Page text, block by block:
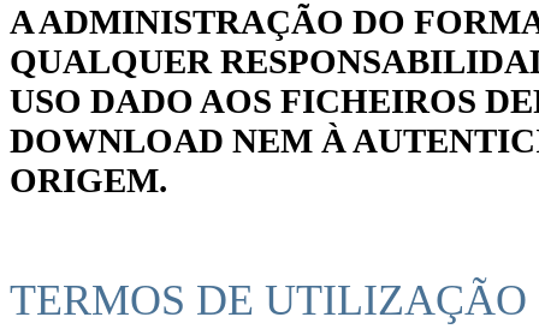
A ADMINISTRAÇÃO DO
QUALQUER
USO DADO AOS FICHEIROS
DOWNLOAD NEM À
ORIGEM.
TERMOS DE UTILIZAÇÃO